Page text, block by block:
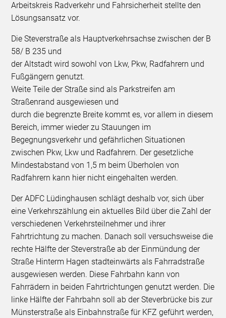
Arbeitskreis Radverkehr und Fahrsicherheit stellte den
Lösungsansatz vor.
Die Steverstraße als Hauptverkehrsachse zwischen der B
58/ B 235 und
der Altstadt wird sowohl von Lkw, Pkw, Radfahrern und
Fußgängern genutzt.
Weite Teile der Straße sind als Parkstreifen am
Straßenrand ausgewiesen und
durch die begrenzte Breite kommt es, vor allem in diesem
Bereich, immer wieder zu Stauungen im
Begegnungsverkehr und gefährlichen Situationen
zwischen Pkw, Lkw und Radfahrern. Der gesetzliche
Mindestabstand von 1,5 m beim Überholen von
Radfahrern kann hier nicht eingehalten werden.
Der ADFC Lüdinghausen schlägt deshalb vor, sich über
eine Verkehrszählung ein aktuelles Bild über die Zahl der
verschiedenen Verkehrsteilnehmer und ihrer
Fahrtrichtung zu machen. Danach soll versuchsweise die
rechte Hälfte der Steverstraße ab der Einmündung der
Straße Hinterm Hagen stadteinwärts als Fahrradstraße
ausgewiesen werden. Diese Fahrbahn kann von
Fahrrädern in beiden Fahrtrichtungen genutzt werden. Die
linke Hälfte der Fahrbahn soll ab der Steverbrücke bis zur
Münsterstraße als Einbahnstraße für KFZ geführt werden,